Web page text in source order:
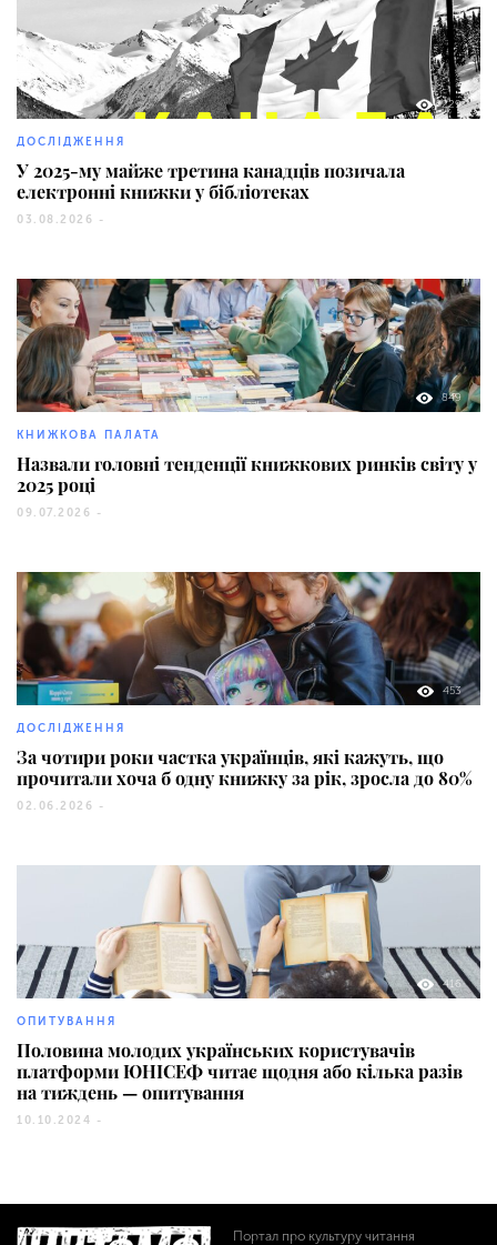
229
ДОСЛІДЖЕННЯ
У 2025-му майже третина канадців позичала
електронні книжки у бібліотеках
03.08.2026 -
849
КНИЖКОВА ПАЛАТА
Назвали головні тенденції книжкових ринків світу у
2025 році
09.07.2026 -
453
ДОСЛІДЖЕННЯ
За чотири роки частка українців, які кажуть, що
прочитали хоча б одну книжку за рік, зросла до 80%
02.06.2026 -
416
ОПИТУВАННЯ
Половина молодих українських користувачів
платформи ЮНІСЕФ читає щодня або кілька разів
на тиждень — опитування
10.10.2024 -
Портал про культуру читання